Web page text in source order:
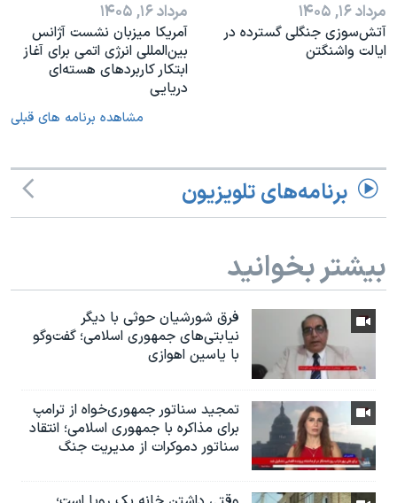
مرداد ۱۶, ۱۴۰۵
آتش‌سوزی جنگلی گسترده در
ایالت واشنگتن
مرداد ۱۶, ۱۴۰۵
آمریکا میزبان نشست آژانس
بین‌المللی انرژی اتمی برای آغاز
ابتکار کاربردهای هسته‌ای
دریایی
مشاهده برنامه های قبلی
برنامه‌های تلویزیون
بیشتر بخوانید
فرق شورشیان حوثی با دیگر
نیابتی‌های جمهوری اسلامی؛ گفت‌وگو
با یاسین اهوازی
تمجید سناتور جمهوری‌خواه از ترامپ
برای مذاکره با جمهوری اسلامی؛ انتقاد
سناتور دموکرات از مدیریت جنگ